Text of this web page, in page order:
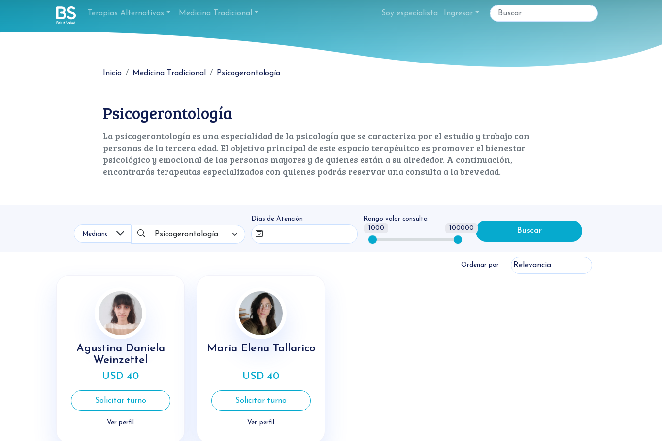
Terapias Alternativas Medicina Tradicional Soy especialista Ingresar
Inicio Medicina Tradicional Psicogerontología
Psicogerontología
La psicogerontología es una especialidad de la psicología que se caracteriza por el estudio y trabajo con
personas de la tercera edad. El ​objetivo principal de este espacio terapéuitco es promover el bienestar
psicológico y emocional de las personas mayores y de quienes están a su alrededor.​ ​A​ continuación,
encontrarás terapeutas especializados con quienes podrás reservar una consulta a la brevedad.
Psicogerontología
Días de Atención Rango valor consulta
1000 100000 Buscar
Ordenar por
Agustina Daniela
Weinzettel
USD 40
Solicitar turno
Ver perfil
María Elena Tallarico
USD 40
Solicitar turno
Ver perfil